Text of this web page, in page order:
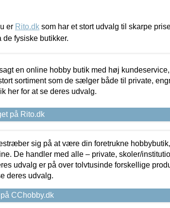
er Rito.dk som har et stort udvalg til skarpe
de fysiske butikker.
en online hobby butik med høj
sortiment som de sælger både til private,
her for at se deres udvalg.
på Rito.dk
sig på at være din foretrukne
De handler med alle – private, skoler/
udvalg er på over tolvtusinde forskellige
deres udvalg.
CChobby.dk